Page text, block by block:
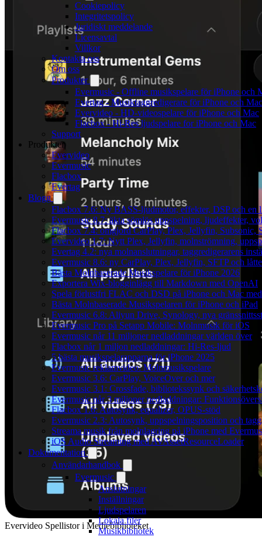
Cookiepolicy
Integritetspolicy
Juridiskt meddelande
Licensavtal
Villkor
Kontakta oss
Om oss
Produkter
Evermusic - Offline musikspelare för iPhone och
Evertag - Musiktaggredigerare för iPhone och Mac
Evervideo - HD-videospelare för iPhone och Mac
Flacbox - Hi-Res ljudspelare for iPhone och Mac
Support
Produkter
Evervideo
Evermusic
Flacbox
Evertag
Blogg
Flacbox 7.6: Ny BASS-ljudmotor, effekter, DSP och en
Evermusic 8.7: äkta sömlös uppspelning, ljudeffekter,
Flacbox 7.4: omgjord CarPlay, Plex, Jellyfin, Subsonic,
Evervideo 1.7: Nytt Plex, Jellyfin, molnströmning,
Evertag 4.2: nya molnanslutningar, taggredigerarens
Evermusic 8.6: ny CarPlay, Plex, Jellyfin, SFTP och
Bästa Molnbaserade Musikspelare för iPhone 2026
Exportera Wix-blogginlägg till Markdown med OpenAI
Spela förlustfri FLAC och DSD på iPhone och Mac
Bästa Molnbaserade Musikspelaren för iPhone och iPad
Evermusic 6.8: Aliyun Drive, Synology, nya
Evermusic Pro på Setapp Mobile: Molnmusik för iOS
Evermusic når 11 miljoner nedladdningar världen över
Flacbox når 1 miljon nedladdningar: Hi-Res-ljud
5 bästa musikspelarapparna för iPhone 2025
Evermusic reklamvideo: Molnmusikspelare
Evermusic 3.6: CarPlay, VoiceOver och mer
Evermusic 3.1: Crossfade, bibliotekssynk och
Evermusic når 3 miljoner nedladdningar:
Flacbox 1.6: Autosynk, equalizer, OPUS-stöd
Evermusic 2.3: Autosynk, uppspelningsposition och
Streama musik från molnlagring på iPhone med
iOS Audio Streaming med AVAssetResourceLoader
Dokumentation
Användarhandbok
Evermusic
Anslutningar
Inställningar
Ljudspelaren
Lokala filer
Musikbibliotek
Evervideo Spellistor i Mediebiblioteket